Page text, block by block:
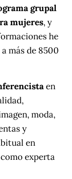
grupal
mujeres, y
he
más de 8500
en
moda,
y
en
como experta